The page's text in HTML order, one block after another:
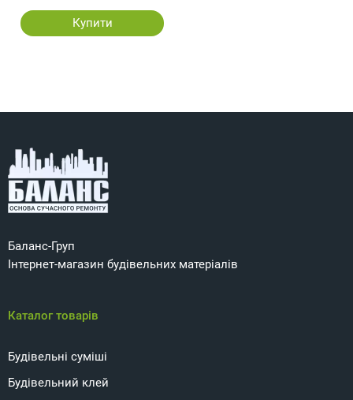
Купити
Баланс-Груп
Інтернет-магазин будівельних матеріалів
Каталог товарів
Будівельні суміші
Будівельний клей